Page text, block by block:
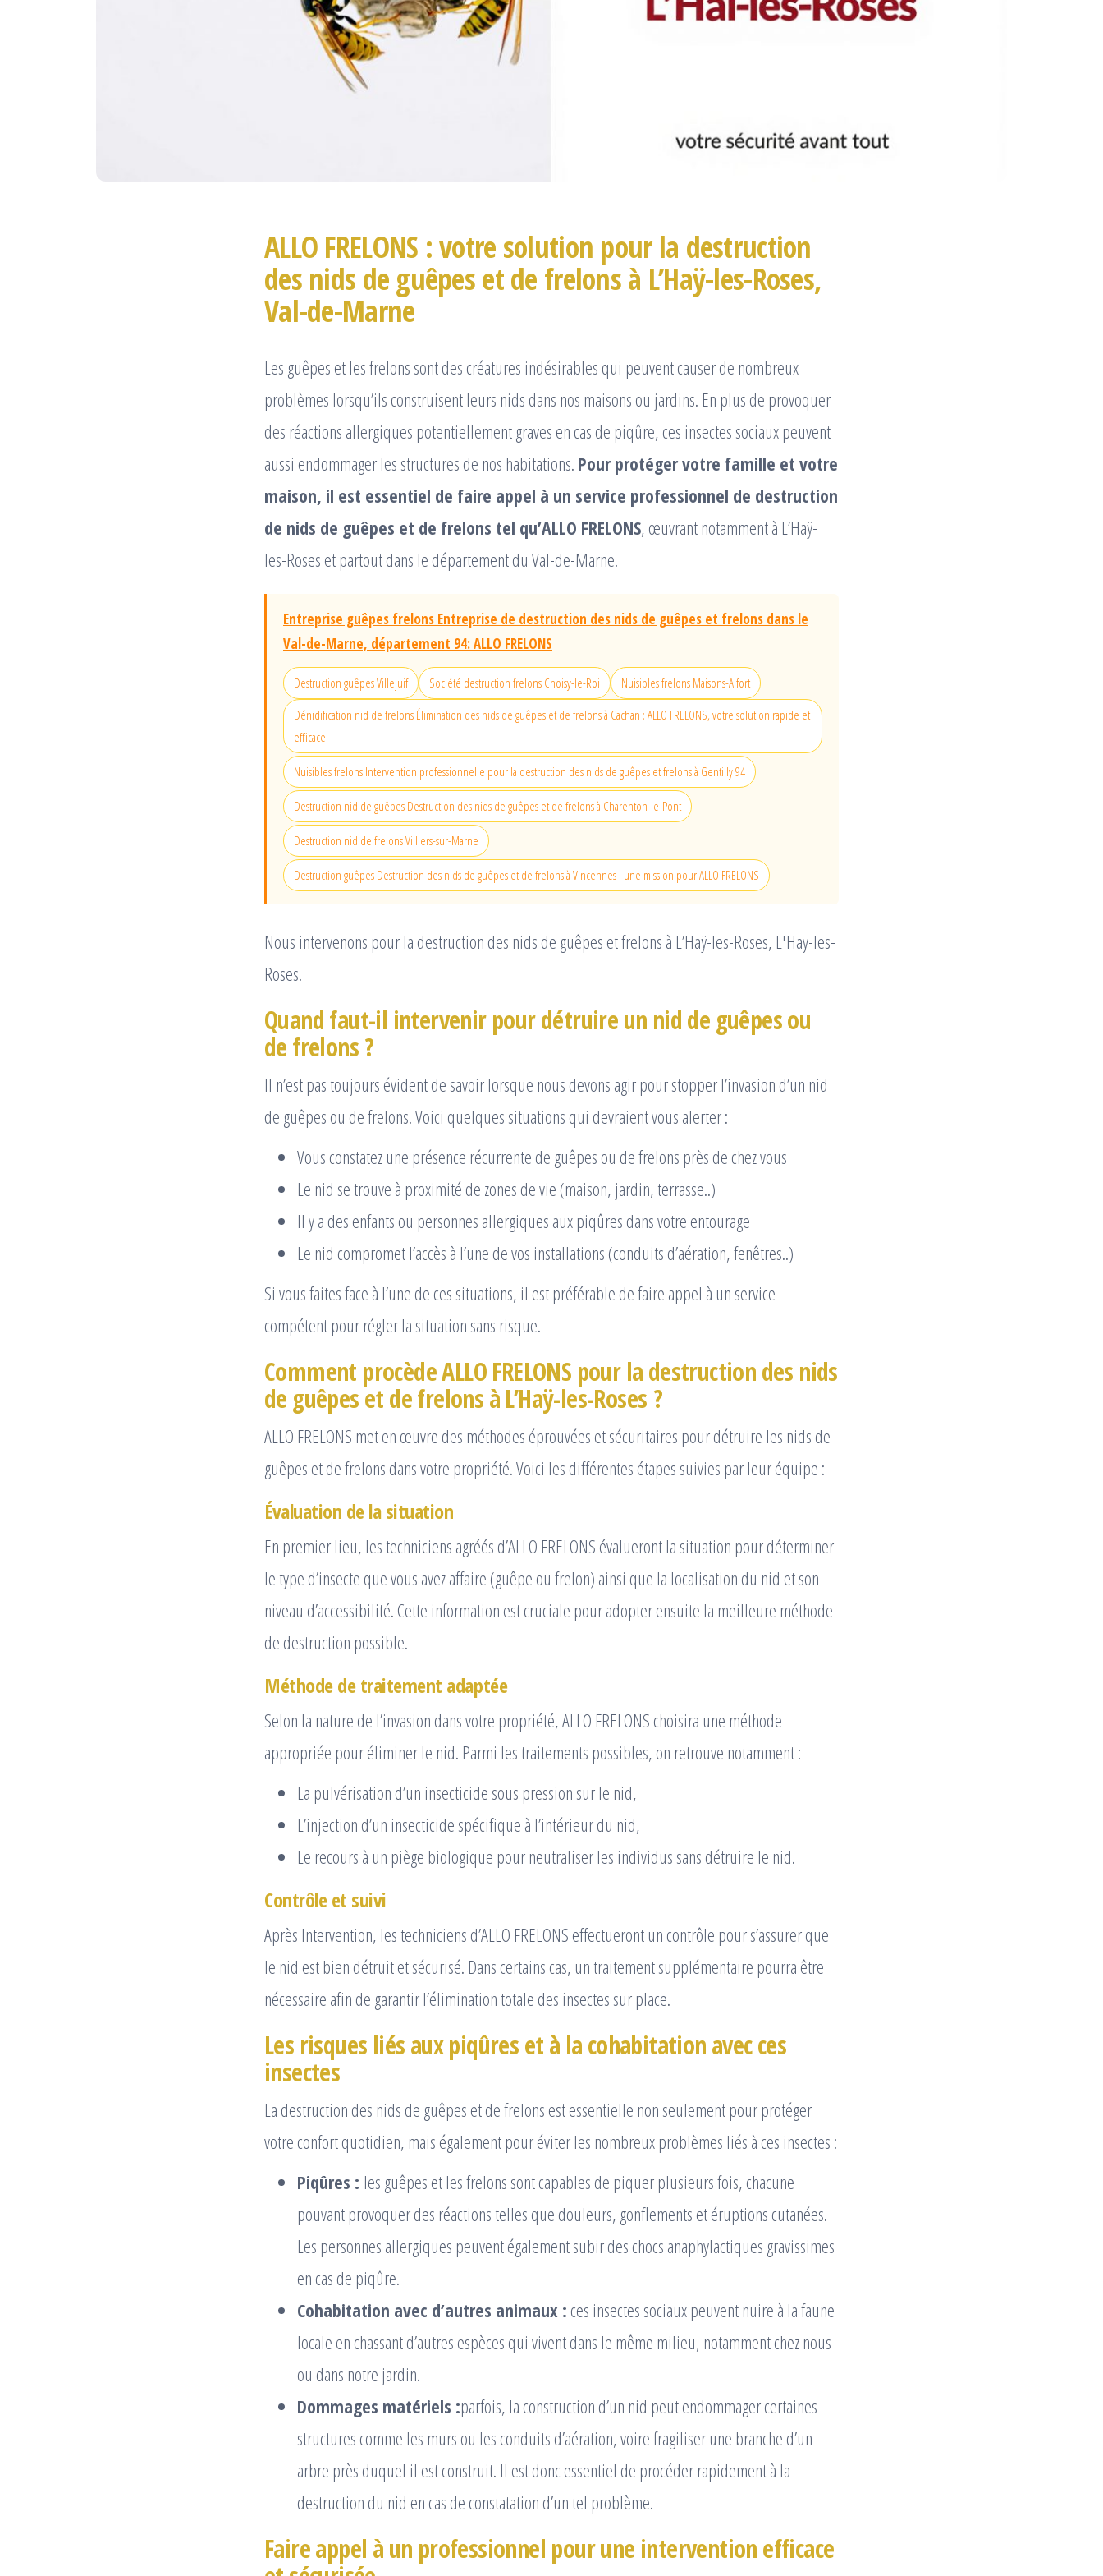
ALLO FRELONS : votre solution pour la destruction
des nids de guêpes et de frelons à L’Haÿ-les-Roses,
Val-de-Marne
Les guêpes et les frelons sont des créatures indésirables qui peuvent causer de nombreux
problèmes lorsqu’ils construisent leurs nids dans nos maisons ou jardins. En plus de provoquer
des réactions allergiques potentiellement graves en cas de piqûre, ces insectes sociaux peuvent
aussi endommager les structures de nos habitations. Pour protéger votre famille et votre
maison, il est essentiel de faire appel à un service professionnel de destruction
de nids de guêpes et de frelons tel qu’ALLO FRELONS, œuvrant notamment à L’Haÿ-
les-Roses et partout dans le département du Val-de-Marne.
Entreprise guêpes frelons Entreprise de destruction des nids de guêpes et frelons dans le
Val-de-Marne, département 94: ALLO FRELONS
Destruction guêpes Villejuif Société destruction frelons Choisy-le-Roi
Nuisibles frelons Maisons-Alfort
Dénidification nid de frelons Élimination des nids de guêpes et de frelons à Cachan : ALLO FRELONS, votre solution rapide et
efficace
Nuisibles frelons Intervention professionnelle pour la destruction des nids de guêpes et frelons à Gentilly 94
Destruction nid de guêpes Destruction des nids de guêpes et de frelons à Charenton-le-Pont
Destruction nid de frelons Villiers-sur-Marne
Destruction guêpes Destruction des nids de guêpes et de frelons à Vincennes : une mission pour ALLO FRELONS
Nous intervenons pour la destruction des nids de guêpes et frelons à L’Haÿ-les-Roses, L'Hay-les-
Roses.
Quand faut-il intervenir pour détruire un nid de guêpes ou
de frelons ?
Il n’est pas toujours évident de savoir lorsque nous devons agir pour stopper l’invasion d’un nid
de guêpes ou de frelons. Voici quelques situations qui devraient vous alerter :
Vous constatez une présence récurrente de guêpes ou de frelons près de chez vous
Le nid se trouve à proximité de zones de vie (maison, jardin, terrasse..)
Il y a des enfants ou personnes allergiques aux piqûres dans votre entourage
Le nid compromet l’accès à l’une de vos installations (conduits d’aération, fenêtres..)
Si vous faites face à l’une de ces situations, il est préférable de faire appel à un service
compétent pour régler la situation sans risque.
Comment procède ALLO FRELONS pour la destruction des nids
de guêpes et de frelons à L’Haÿ-les-Roses ?
ALLO FRELONS met en œuvre des méthodes éprouvées et sécuritaires pour détruire les nids de
guêpes et de frelons dans votre propriété. Voici les différentes étapes suivies par leur équipe :
Évaluation de la situation
En premier lieu, les techniciens agréés d’ALLO FRELONS évalueront la situation pour déterminer
le type d’insecte que vous avez affaire (guêpe ou frelon) ainsi que la localisation du nid et son
niveau d’accessibilité. Cette information est cruciale pour adopter ensuite la meilleure méthode
de destruction possible.
Méthode de traitement adaptée
Selon la nature de l’invasion dans votre propriété, ALLO FRELONS choisira une méthode
appropriée pour éliminer le nid. Parmi les traitements possibles, on retrouve notamment :
La pulvérisation d’un insecticide sous pression sur le nid,
L’injection d’un insecticide spécifique à l’intérieur du nid,
Le recours à un piège biologique pour neutraliser les individus sans détruire le nid.
Contrôle et suivi
Après Intervention, les techniciens d’ALLO FRELONS effectueront un contrôle pour s’assurer que
le nid est bien détruit et sécurisé. Dans certains cas, un traitement supplémentaire pourra être
nécessaire afin de garantir l’élimination totale des insectes sur place.
Les risques liés aux piqûres et à la cohabitation avec ces
insectes
La destruction des nids de guêpes et de frelons est essentielle non seulement pour protéger
votre confort quotidien, mais également pour éviter les nombreux problèmes liés à ces insectes :
Piqûres : les guêpes et les frelons sont capables de piquer plusieurs fois, chacune
pouvant provoquer des réactions telles que douleurs, gonflements et éruptions cutanées.
Les personnes allergiques peuvent également subir des chocs anaphylactiques gravissimes
en cas de piqûre.
Cohabitation avec d’autres animaux : ces insectes sociaux peuvent nuire à la faune
locale en chassant d’autres espèces qui vivent dans le même milieu, notamment chez nous
ou dans notre jardin.
Dommages matériels :parfois, la construction d’un nid peut endommager certaines
structures comme les murs ou les conduits d’aération, voire fragiliser une branche d’un
arbre près duquel il est construit. Il est donc essentiel de procéder rapidement à la
destruction du nid en cas de constatation d’un tel problème.
Faire appel à un professionnel pour une intervention efficace